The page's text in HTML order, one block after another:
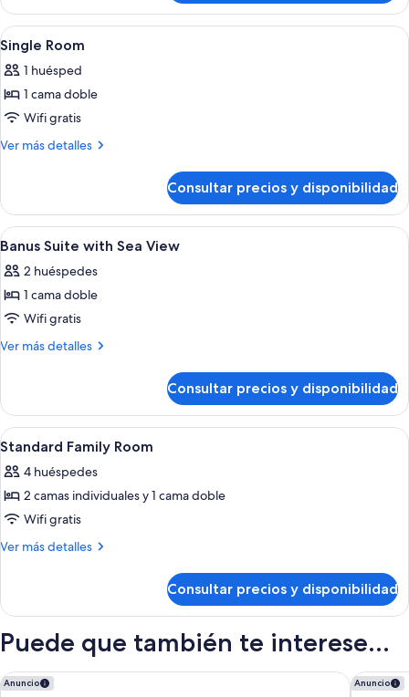
Mar/Piscina
Suite
Superior
Triple
vista
Mar/Piscina
Abrir
todas
las
fotos
de
Single
Sábanas de algodón egipcio y ropa
8
Single Room
1 huésped
1 cama doble
Wifi gratis
Ver más detalles
Más
Room
Consultar precios y disponibilidad
Abrir
todas
las
fotos
de
Banus
Sea
View
Sábanas de algodón egipcio y ropa
14
Banus Suite with Sea View
2 huéspedes
1 cama doble
Wifi gratis
Ver más detalles
Más
Suite
with
Sea
Consultar precios y disponibilidad
Abrir
todas
las
fotos
de
Standard
Sábanas de algodón egipcio y ropa
7
Standard Family Room
4 huéspedes
2 camas individuales y 1 cama doble
Wifi gratis
Ver más detalles
Más
Family
Consultar precios y disponibilidad
Puede que también te interese...
Anuncio
Iberostar Selection Marbella Coral Beach Anuncio